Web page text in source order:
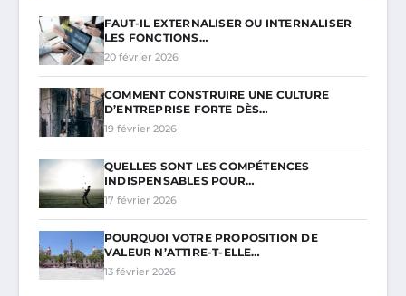
FAUT-IL EXTERNALISER OU INTERNALISER
LES FONCTIONS…
20 février 2026
COMMENT CONSTRUIRE UNE CULTURE
D’ENTREPRISE FORTE DÈS…
19 février 2026
QUELLES SONT LES COMPÉTENCES
INDISPENSABLES POUR…
17 février 2026
POURQUOI VOTRE PROPOSITION DE
VALEUR N’ATTIRE-T-ELLE…
13 février 2026